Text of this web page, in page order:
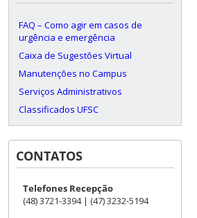
FAQ – Como agir em casos de
urgência e emergência
Caixa de Sugestões Virtual
Manutenções no Campus
Serviços Administrativos
Classificados UFSC
CONTATOS
Telefones Recepção
(48) 3721-3394 | (47) 3232-5194